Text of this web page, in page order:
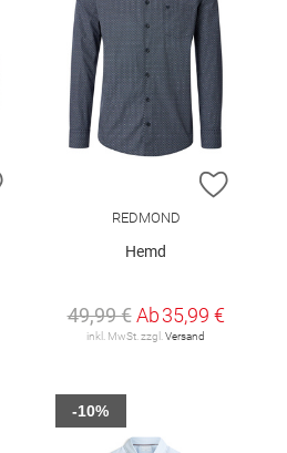
ZUR WUNSCHLISTE HINZUFÜGEN
ZUR
REDMOND
Hemd
49,99 € Ab35,99 €
inkl. MwSt. zzgl. Versand
-10%